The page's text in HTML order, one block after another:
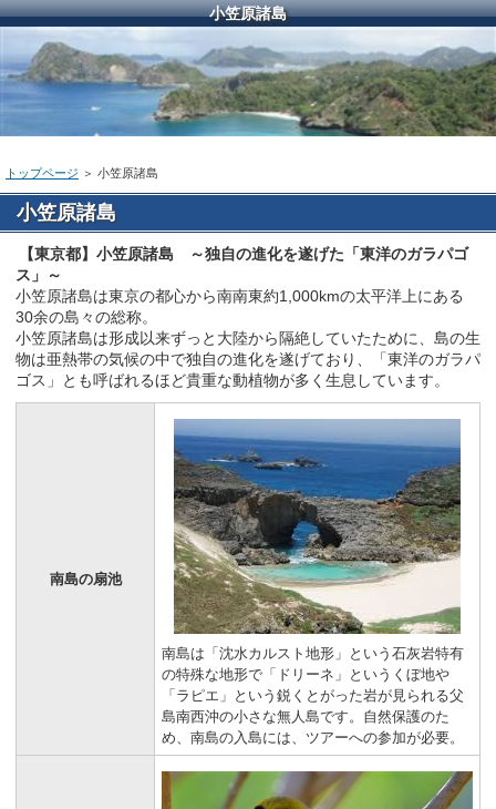
小笠原諸島
トップページ ＞ 小笠原諸島
小笠原諸島
【東京都】小笠原諸島 ～独自の進化を遂げた「東洋のガラパゴ
ス」～
小笠原諸島は東京の都心から南南東約1,000kmの太平洋上にある
30余の島々の総称。
小笠原諸島は形成以来ずっと大陸から隔絶していたために、島の生
物は亜熱帯の気候の中で独自の進化を遂げており、「東洋のガラパ
ゴス」とも呼ばれるほど貴重な動植物が多く生息しています。
南島の扇池
南島は「沈水カルスト地形」という石灰岩特有
の特殊な地形で「ドリーネ」というくぼ地や
「ラピエ」という鋭くとがった岩が見られる父
島南西沖の小さな無人島です。自然保護のた
め、南島の入島には、ツアーへの参加が必要。